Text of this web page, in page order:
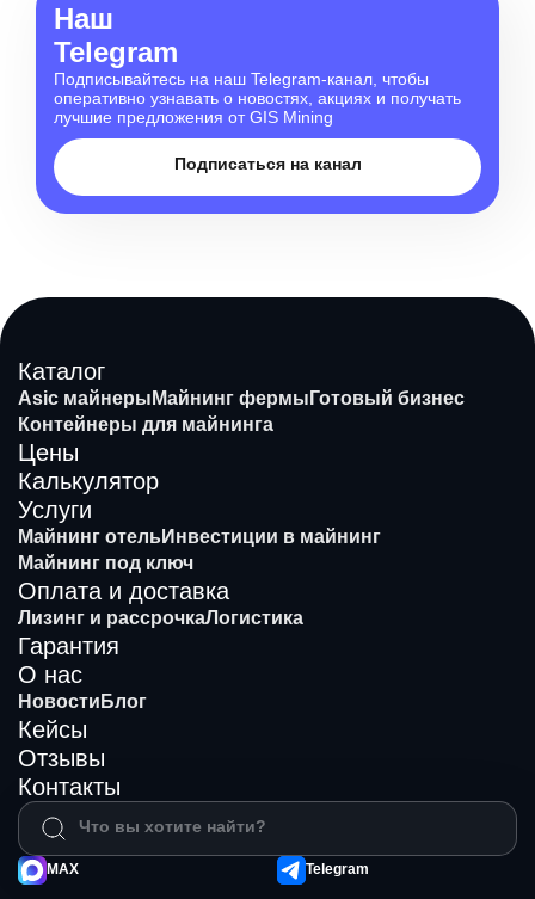
Наш
Telegram
Подписывайтесь на наш Telegram-канал, чтобы
оперативно узнавать о новостях, акциях и получать
лучшие предложения от GIS Mining
Подписаться на канал
Каталог
Asic майнеры Майнинг фермы Готовый бизнес
Контейнеры для майнинга
Цены
Калькулятор
Услуги
Майнинг отельИнвестиции в майнинг
Майнинг под ключ
Оплата и доставка
Лизинг и рассрочкаЛогистика
Гарантия
О нас
Новости Блог
Кейсы
Отзывы
Контакты
MAX Telegram